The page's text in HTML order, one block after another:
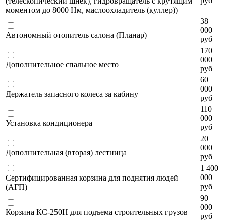
моментом до 8000 Нм, маслоохладитель (куллер))
Автономный отопитель салона (Планар)
38
000
руб
Дополнительное спальное место
170
000
руб
Держатель запасного колеса за кабину
60
000
руб
Установка кондиционера
110
000
руб
Дополнительная (вторая) лестница
20
000
руб
Сертифицированная корзина для поднятия людей
(АГП)
1 400
000
руб
Корзина КС-250Н для подъема строительных грузов
90
000
руб